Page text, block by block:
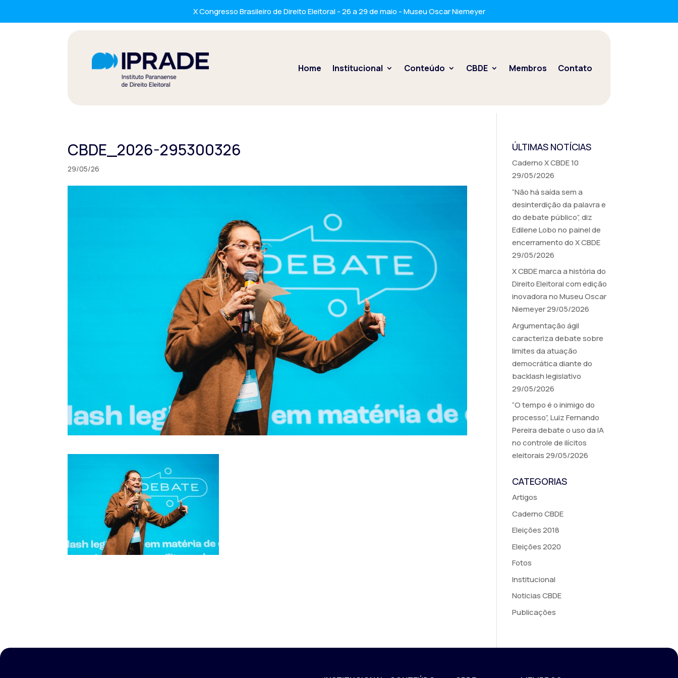
X Congresso Brasileiro de Direito Eleitoral - 26 a 29 de maio - Museu Oscar Niemeyer
Home Institucional Conteúdo CBDE Membros Contato
CBDE_2026-295300326
29/05/26
ÚLTIMAS NOTÍCIAS
Caderno X CBDE 10
29/05/2026
“Não há saída sem a
desinterdição da palavra e
do debate público”, diz
Edilene Lobo no painel de
encerramento do X CBDE
29/05/2026
X CBDE marca a história do
Direito Eleitoral com edição
inovadora no Museu Oscar
Niemeyer29/05/2026
Argumentação ágil
caracteriza debate sobre
limites da atuação
democrática diante do
backlash legislativo
29/05/2026
“O tempo é o inimigo do
processo”, Luiz Fernando
Pereira debate o uso da IA
no controle de ilícitos
eleitorais29/05/2026
CATEGORIAS
Artigos
Caderno CBDE
Eleições 2018
Eleições 2020
Fotos
Institucional
Noticias CBDE
Publicações